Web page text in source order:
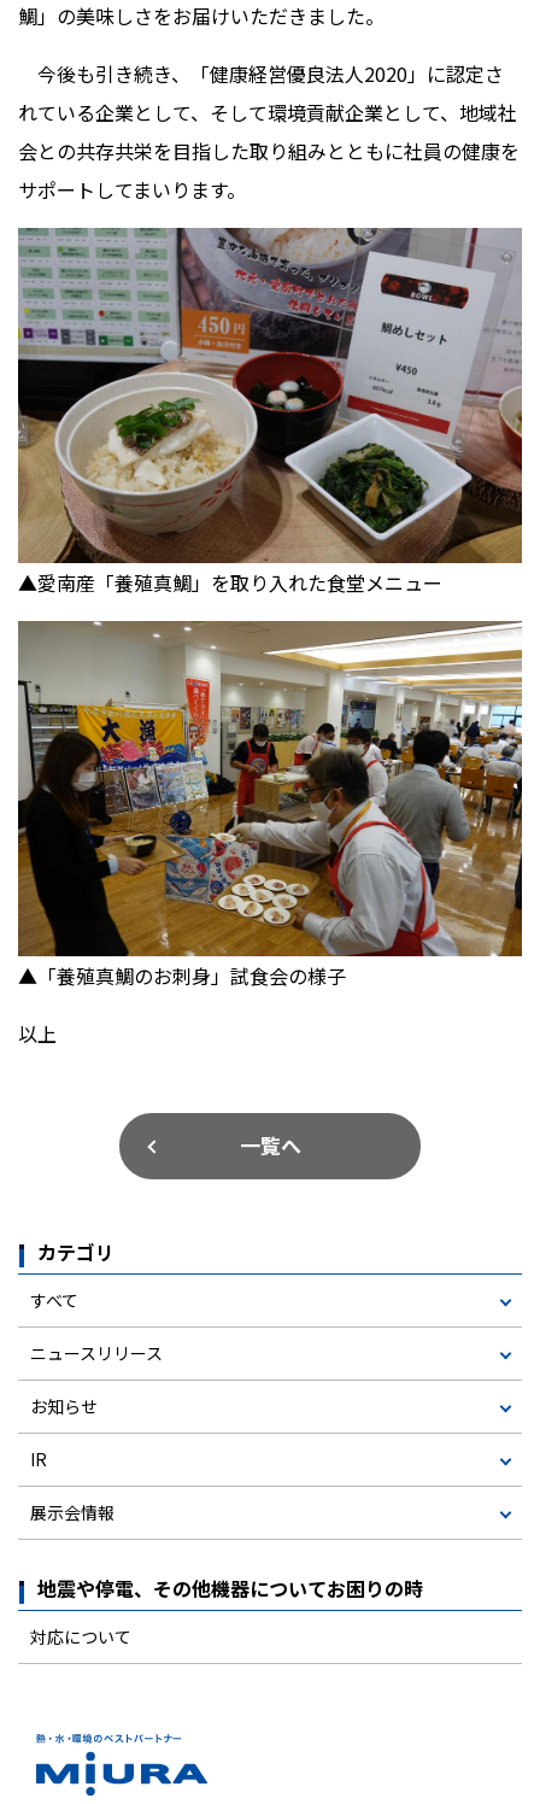
鯛」の美味しさをお届けいただきました。
今後も引き続き、「健康経営優良法人2020」に認定さ
れている企業として、そして環境貢献企業として、地域社
会との共存共栄を目指した取り組みとともに社員の健康を
サポートしてまいります。
▲愛南産「養殖真鯛」を取り入れた食堂メニュー
▲「養殖真鯛のお刺身」試食会の様子
以上
一覧へ
カテゴリ
すべて
ニュースリリース
お知らせ
IR
展示会情報
地震や停電、その他機器についてお困りの時
対応について